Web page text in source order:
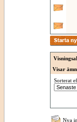
Visar
Sorterat
Nya